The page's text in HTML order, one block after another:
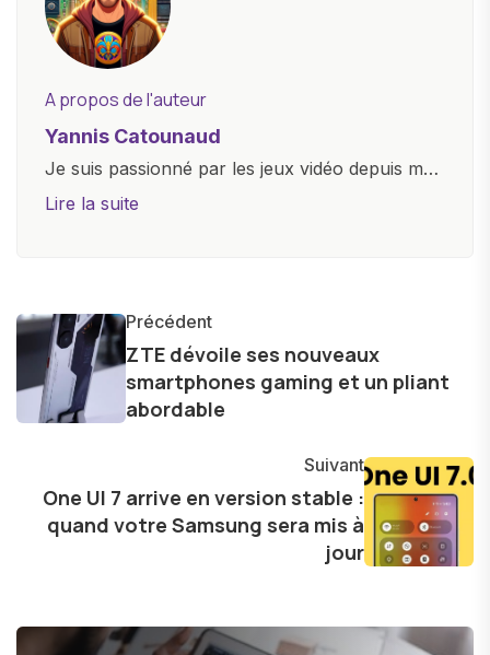
A propos de l'auteur
Yannis Catounaud
Je suis passionné par les jeux vidéo depuis mon
plus jeune âge. Mon amour pour l'univers
et bien d'autres gadgets technologiques. Armé
d'une curiosité insatiable, j'aime dévoiler les
dernières tendances et innovations, partageant
avec enthousiasme mes découvertes avec la
l'exploration constante des frontières de la
technologie me permet de présenter aux
lecteurs un aperçu captivant de ce que le futur
Lire la suite
Précédent
ZTE dévoile ses nouveaux
smartphones gaming et un pliant
abordable
Suivant
One UI 7 arrive en version stable :
quand votre Samsung sera mis à
jour